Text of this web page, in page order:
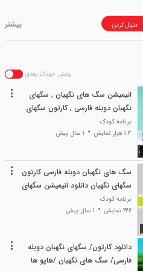
دنبال کردن
پخش خودکار بعدی
انیمیشن سگ های نگهبان , سگهای
نگهبان دوبله فارسی , کارتون سگهای
نگهبان جدید
برنامه کودک
1.3 هزار نمایش
1 سال پیش
سگ های نگهبان دوبله فارسی کارتون
سگهای نگهبان دانلود انیمیشن سگهای
نگهبان
برنامه کودک
246 نمایش
1 سال پیش
دانلود کارتون/ سگهای نگهبان دوبله
فارسی/ سگ های نگهبان /هاپو ها